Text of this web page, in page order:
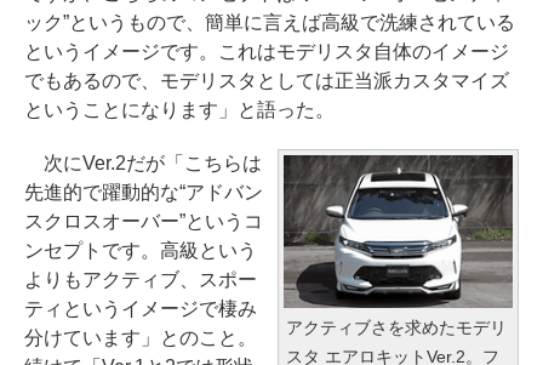
ック”というもので、簡単に言えば高級で洗練されている
というイメージです。これはモデリスタ自体のイメージ
でもあるので、モデリスタとしては正当派カスタマイズ
ということになります」と語った。
アクティブさを求めたモデリ
スタ エアロキットVer.2。フ
次にVer.2だが「こちらは
先進的で躍動的な“アドバン
スクロスオーバー”というコ
ンセプトです。高級という
よりもアクティブ、スポー
ティというイメージで棲み
分けています」とのこと。